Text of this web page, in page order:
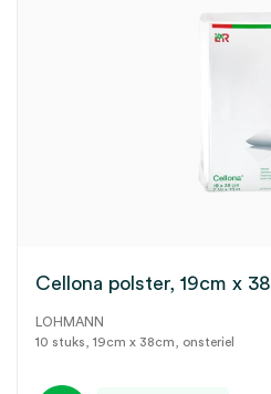
Cellona polster, 19cm x
LOHMANN
10 stuks, 19cm x 38cm, onsteriel